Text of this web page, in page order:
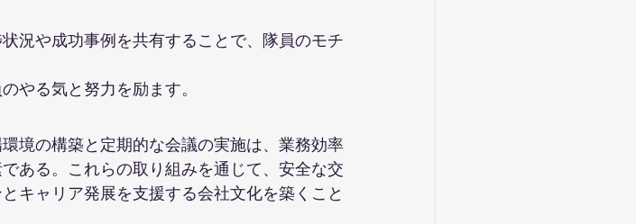
況や成功事例を共有することで、隊員のモチ
やる気と努力を励ます。
境の構築と定期的な会議の実施は、業務効率
ある。これらの取り組みを通じて、安全な交
キャリア発展を支援する会社文化を築くこと